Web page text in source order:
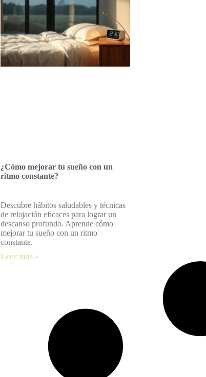
¿Cómo mejorar tu sueño con un
ritmo constante?
Descubre hábitos saludables y técnicas
de relajación eficaces para lograr un
descanso profundo. Aprende cómo
mejorar tu sueño con un ritmo
constante.
Leer más »